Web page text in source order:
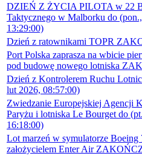
DZIEŃ Z ŻYCIA PILOTA w 22
Taktycznego w Malborku do
13:29:00)
Dzień z ratownikami TOPR
Port Polska zaprasza na wbicie
pod budowę nowego lotniska
Dzień z Kontrolerem Ruchu
lut 2026, 08:57:00)
Zwiedzanie Europejskiej Agencji
Paryżu i lotniska Le Bourget do
16:18:00)
Lot marzeń w symulatorze Boeing
założycielem Enter Air